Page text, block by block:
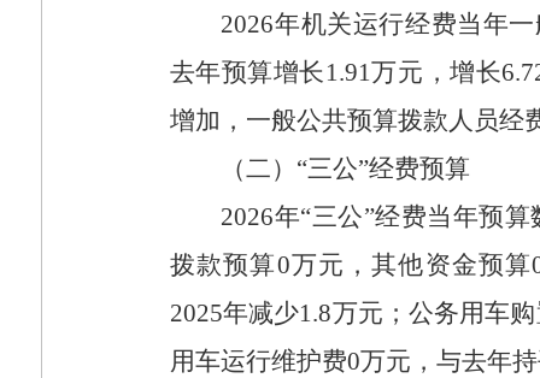
2026年机关运行经费当年
去年预算增长 1.91万元，增长
增加，一般公共预算拨款人员经
（二）“三公”经费预算
2026年“三公”经费当年预算
拨款预算0万元，其他资金预算
2025年减少1.8万元；公务用车
用车运行维护费0万元，与去年